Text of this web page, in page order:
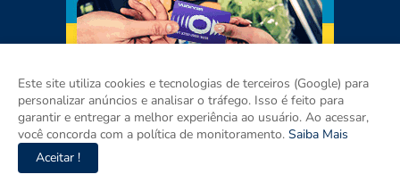
Este site utiliza cookies e tecnologias de terceiros (Google) para
personalizar anúncios e analisar o tráfego. Isso é feito para
garantir e entregar a melhor experiência ao usuário. Ao acessar,
você concorda com a política de monitoramento. Saiba Mais
Aceitar !